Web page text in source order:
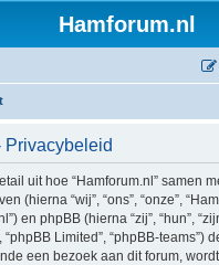
Hamforum.nl
Privacybeleid
uit hoe “Hamforum.nl” samen
(hierna “wij”, “ons”, “onze”,
en phpBB (hierna “zij”, “hun”,
“phpBB Limited”, “phpBB-teams”)
een bezoek aan dit forum,